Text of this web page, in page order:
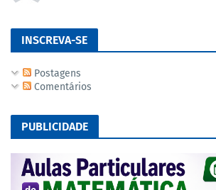
INSCREVA-SE
Postagens
Comentários
PUBLICIDADE